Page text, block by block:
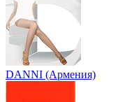
DANNI (Армения)